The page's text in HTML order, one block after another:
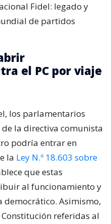
Fidel: legado y
de partidos
el PC por viaje
los parlamentarios
la directiva comunista
podría entrar en
la Ley N.º 18.603 sobre
que estas
al funcionamiento y
Asimismo,
referidas al